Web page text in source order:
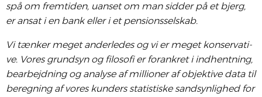
spå om frem­ti­den, uan­set om man sid­der på et bjerg,
er ansat i en bank eller i et pen­sions­sel­skab.
Vi tæn­ker meget ander­le­des og vi er meget kon­ser­va­ti­
ve. Vores grund­syn og filo­so­fi er for­ank­ret i ind­hent­ning,
bear­bejd­ning og ana­ly­se af mil­li­o­ner af objek­ti­ve data til
bereg­ning af vores kun­ders sta­ti­sti­ske sand­syn­lig­hed for